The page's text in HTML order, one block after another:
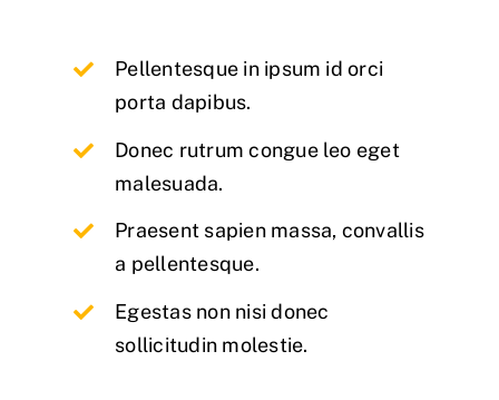
Pellentesque in ipsum id orci
porta dapibus.
Donec rutrum congue leo eget
malesuada.
Praesent sapien massa, convallis
a pellentesque.
Egestas non nisi donec
sollicitudin molestie.